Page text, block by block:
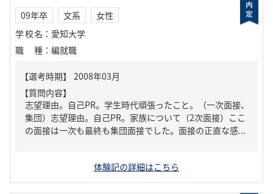
09年卒 文系
女性
学校名 ： 愛知大学
職種 ： 編就職
【質問内容】
志望理由。自己PR。学生時代頑張ったこと。（一次面接、
集団）志望理由。自己PR。家族について（2次面接）ここ
の面接は一次も最終も集団面接でした。面接の正直な感...
体験記の詳細はこちら